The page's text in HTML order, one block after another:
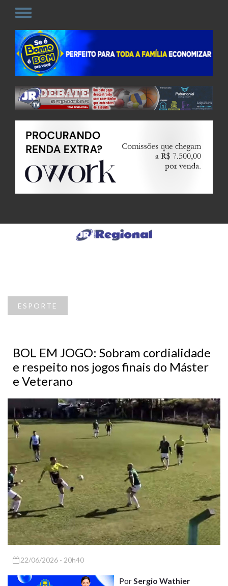
ESPORTE
BOL EM JOGO: Sobram cordialidade
e respeito nos jogos finais do Máster
e Veterano
22/06/2026 - 20h40
Por Sergio Wathier